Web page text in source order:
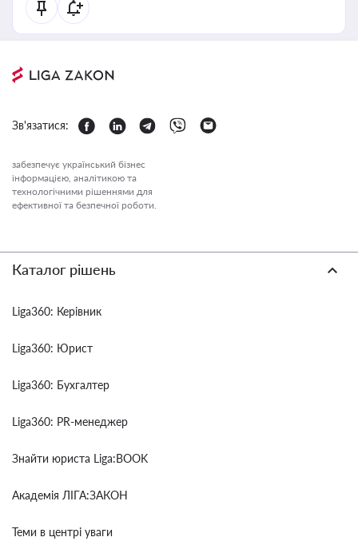
Зв'язатися:
забезпечує український бізнес
інформацією, аналітикою та
технологічними рішеннями для
ефективної та безпечної роботи.
Каталог рішень
Liga360: Керівник
Liga360: Юрист
Liga360: Бухгалтер
Liga360: PR-менеджер
Знайти юриста Liga:BOOK
Академія ЛІГА:ЗАКОН
Теми в центрі уваги